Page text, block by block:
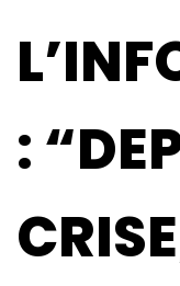
: